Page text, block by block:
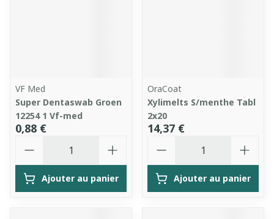
VF Med
Super Dentaswab Groen
12254 1 Vf-med
0,88 €
Ajouter au panier
OraCoat
Xylimelts S/menthe Tabl
2x20
14,37 €
Ajouter au panier